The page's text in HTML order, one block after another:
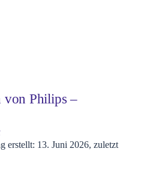
von Philips –
erstellt: 13. Juni 2026, zuletzt